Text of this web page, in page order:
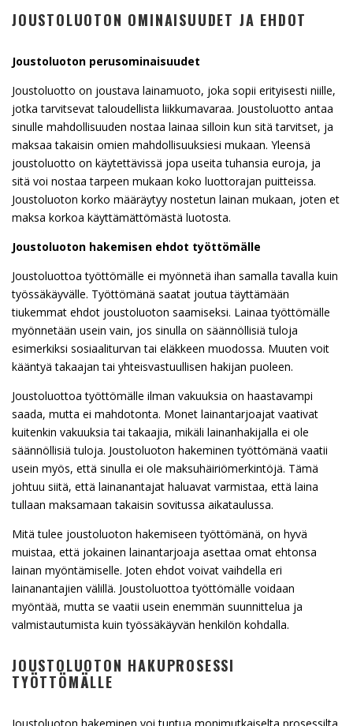
JOUSTOLUOTON OMINAISUUDET JA EHDOT
Joustoluoton perusominaisuudet
Joustoluotto on joustava lainamuoto, joka sopii erityisesti niille,
jotka tarvitsevat taloudellista liikkumavaraa. Joustoluotto antaa
sinulle mahdollisuuden nostaa lainaa silloin kun sitä tarvitset, ja
maksaa takaisin omien mahdollisuuksiesi mukaan. Yleensä
joustoluotto on käytettävissä jopa useita tuhansia euroja, ja
sitä voi nostaa tarpeen mukaan koko luottorajan puitteissa.
Joustoluoton korko määräytyy nostetun lainan mukaan, joten et
maksa korkoa käyttämättömästä luotosta.
Joustoluoton hakemisen ehdot työttömälle
Joustoluottoa työttömälle ei myönnetä ihan samalla tavalla kuin
työssäkäyvälle. Työttömänä saatat joutua täyttämään
tiukemmat ehdot joustoluoton saamiseksi. Lainaa työttömälle
myönnetään usein vain, jos sinulla on säännöllisiä tuloja
esimerkiksi sosiaaliturvan tai eläkkeen muodossa. Muuten voit
kääntyä takaajan tai yhteisvastuullisen hakijan puoleen.
Joustoluottoa työttömälle ilman vakuuksia on haastavampi
saada, mutta ei mahdotonta. Monet lainantarjoajat vaativat
kuitenkin vakuuksia tai takaajia, mikäli lainanhakijalla ei ole
säännöllisiä tuloja. Joustoluoton hakeminen työttömänä vaatii
usein myös, että sinulla ei ole maksuhäiriömerkintöjä. Tämä
johtuu siitä, että lainanantajat haluavat varmistaa, että laina
tullaan maksamaan takaisin sovitussa aikataulussa.
Mitä tulee joustoluoton hakemiseen työttömänä, on hyvä
muistaa, että jokainen lainantarjoaja asettaa omat ehtonsa
lainan myöntämiselle. Joten ehdot voivat vaihdella eri
lainanantajien välillä. Joustoluottoa työttömälle voidaan
myöntää, mutta se vaatii usein enemmän suunnittelua ja
valmistautumista kuin työssäkäyvän henkilön kohdalla.
JOUSTOLUOTON HAKUPROSESSI
TYÖTTÖMÄLLE
Joustoluoton hakeminen voi tuntua monimutkaiselta prosessilta,